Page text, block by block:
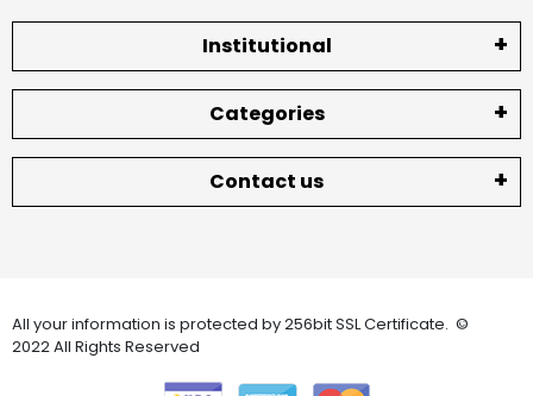
Institutional
Categories
Contact us
All your information is protected by 256bit SSL Certificate. ©
2022 All Rights Reserved